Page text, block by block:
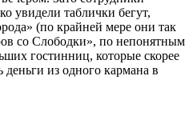
увидели таблички бегут,
(по крайней мере они так
со Слободки», по непонятным
гостинниц, которые скорее
деньги из одного кармана в